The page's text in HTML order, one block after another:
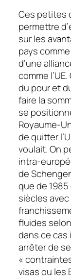
Ces petites
permettre
sur les
pays
d’une
comme
du pour et
faire la
se
Royaume-
de quitter
voulait. On
intra-
de
que de
siècles
fluides
dans ce
arrêter de
«
visas ou les